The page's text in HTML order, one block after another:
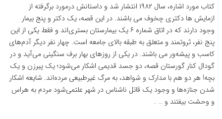
کتاب مورد اشاره، سال ۱۹۸۲ انتشار شد و داستانش درمورد برگرفته از
ازمایش ها دکتری چخوف می باشند. در این قصه، یک دکتر و پنج بیمار
وجود دارند که در اتاق شماره ۶ یک بیمارستان بستری‌اند و فقط یکی از این
پنج نفر، ثروتمند و متعلق به طبقه بالای جامعه است. چهار نفر دیگر آدم‌های
کاسب و پیشه‌ور می باشند. در یکی از روزهای بهار برف سنگینی می‌آید و در
گودال کنار گورستان قصه، دو جسد قدیمی اشکار می‌شود؛ یک پیرزن و یک
بچه! هر دو هم با مدارک و شواهد، به مرگ غیرطبیعی مرده‌اند. شایعه اشکار
شدن جنازه‌ها و وجود یک قاتل ناشناس در شهر علتمی‌شود مردم به هراس
و وحشت بیفتند و … .